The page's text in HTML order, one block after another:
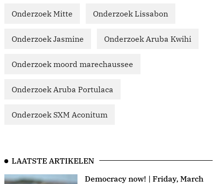
Onderzoek Mitte Onderzoek Lissabon
Onderzoek Jasmine Onderzoek Aruba Kwihi
Onderzoek moord marechaussee
Onderzoek Aruba Portulaca
Onderzoek SXM Aconitum
LAATSTE ARTIKELEN
Democracy now! | Friday, March